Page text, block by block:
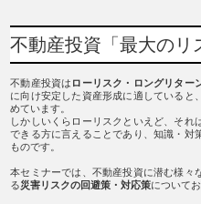
不動産投資「最大のリ
不動産投資は ローリスク・ロングリター
に向け安定した資産形成に適していると
めています。
しかしいくらローリスクといえど、そ
できる方に言えることであり、知識・対
ものです。
本セミナーでは、不動産投資に潜む様々
る災害リスクの回避策・対応策について